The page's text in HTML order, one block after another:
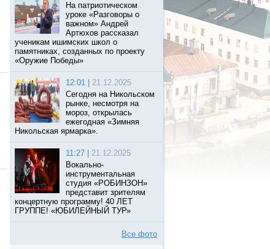
На патриотическом
уроке «Разговоры о
важном» Андрей
Артюхов рассказал
ученикам ишимских школ о
памятниках, созданных по проекту
«Оружие Победы»
12:01 |
21.12.2025
Сегодня на Никольском
рынке, несмотря на
мороз, открылась
ежегодная «Зимняя
Никольская ярмарка».
11:27 |
21.12.2025
Вокально-
инструментальная
студия «РОБИНЗОН»
представит зрителям
концертную программу! 40 ЛЕТ
ГРУППЕ! «ЮБИЛЕЙНЫЙ ТУР»
Все фото